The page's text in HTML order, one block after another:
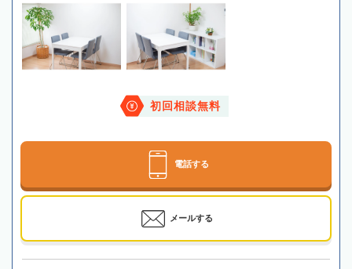
初回相談無料
電話する
メールする